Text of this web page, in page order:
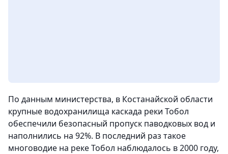
По данным министерства, в Костанайской области
крупные водохранилища каскада реки Тобол
обеспечили безопасный пропуск паводковых вод и
наполнились на 92%. В последний раз такое
многоводие на реке Тобол наблюдалось в 2000 году,